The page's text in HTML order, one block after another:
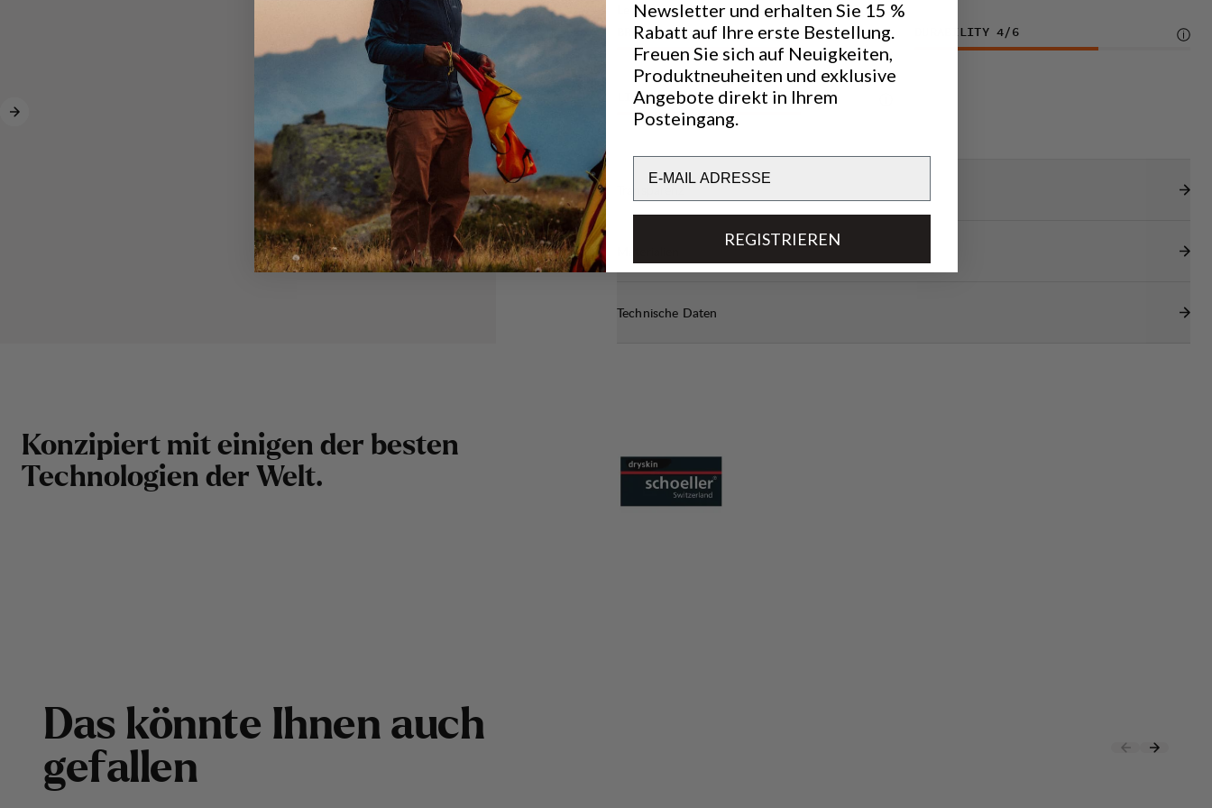
Leistung
BREATHABILITY 4/6 DURABILITY 4/6
LIGHTWEIGHT 4 /6
Technische Daten
Konzipiert mit einigen der besten
Technologien der Welt.
Das könnte Ihnen auch
gefallen
Newsletter und erhalten Sie 15 %
Rabatt auf Ihre erste Bestellung.
Freuen Sie sich auf Neuigkeiten,
Produktneuheiten und exklusive
Angebote direkt in Ihrem
Posteingang.
REGISTRIEREN